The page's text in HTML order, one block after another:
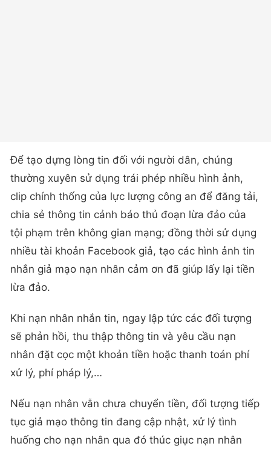
Để tạo dựng lòng tin đối với người dân, chúng
thường xuyên sử dụng trái phép nhiều hình ảnh,
clip chính thống của lực lượng công an để đăng tải,
chia sẻ thông tin cảnh báo thủ đoạn lừa đảo của
tội phạm trên không gian mạng; đồng thời sử dụng
nhiều tài khoản Facebook giả, tạo các hình ảnh tin
nhắn giả mạo nạn nhân cảm ơn đã giúp lấy lại tiền
lừa đảo.
Khi nạn nhân nhắn tin, ngay lập tức các đối tượng
sẽ phản hồi, thu thập thông tin và yêu cầu nạn
nhân đặt cọc một khoản tiền hoặc thanh toán phí
xử lý, phí pháp lý,…
Nếu nạn nhân vẫn chưa chuyển tiền, đối tượng tiếp
tục giả mạo thông tin đang cập nhật, xử lý tình
huống cho nạn nhân qua đó thúc giục nạn nhân